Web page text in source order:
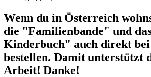
Wenn du in Österreich
die "Familienbande" und
Kinderbuch" auch direkt
bestellen. Damit unterstützt
Arbeit! Danke!